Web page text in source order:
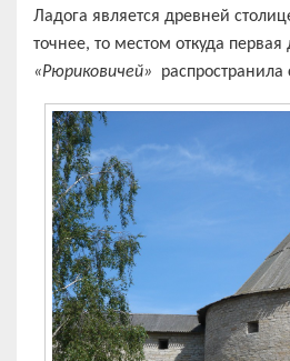
Ладога является древней
точнее, то местом откуда первая
«Рюриковичей» распространила